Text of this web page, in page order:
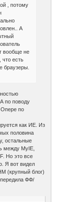
, потому
А
вообще не
что есть
браузеры.
по поводу
Опере по
как ИЕ. Из
половина
остальные
между MyIE,
Но это все
Я вот видел
(крупный блог)
ФФ/